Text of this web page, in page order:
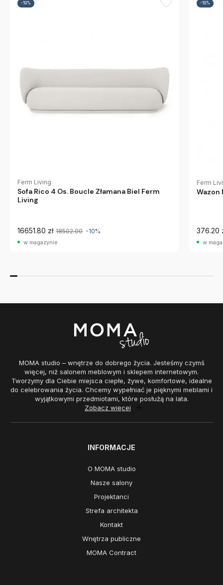
-10%
Ferm Living
Sofa Rico 4 Os. Boucle Złamana Biel Ferm
Living
16651.80 zł 18502.00 -10%
w magazynie
-10%
Ferm
Wazon
376.20
w
MOMA studio – wnętrze do dobrego życia. Jesteśmy czymś
więcej, niż salonem meblowym i sklepem internetowym.
Tworzymy dla Ciebie miejsca ciepłe, żywe, komfortowe, idealne
do celebrowania życia. Chcemy wypełniać je pięknymi meblami i
wyjątkowymi przedmiotami, które posłużą na lata.
Zobacz więcej
INFORMACJE
O MOMA studio
Nasze salony
Projektanci
Strefa architekta
Kontakt
Wnętrza publiczne
MOMA Contract